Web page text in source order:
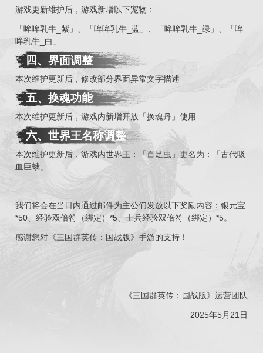
游戏更新维护后，游戏新增以下宠物：
「哞哞乳牛_紫」、「哞哞乳牛_蓝」、「哞哞乳牛_绿」、「哞
哞乳牛_白」
四、 界面调整
本次维护更新后，修改部分界面异常文字描述
五、换魂功能
本次维护更新后，游戏内新增开放「换魂丹」使用
六、世界王名称调整
本次维护更新后，游戏内世界王：「百足虫」更名为：「古代吸
血巨蛾」
我们将会在当日内通过邮件为主公们发放以下奖励内容：银元宝
*50、经验双倍符（绑定）*5、士兵经验双倍符（绑定）*5。
感谢您对《三国群英传：国战版》手游的支持！
《三国群英传：国战版》运营团队
2025年5月21日